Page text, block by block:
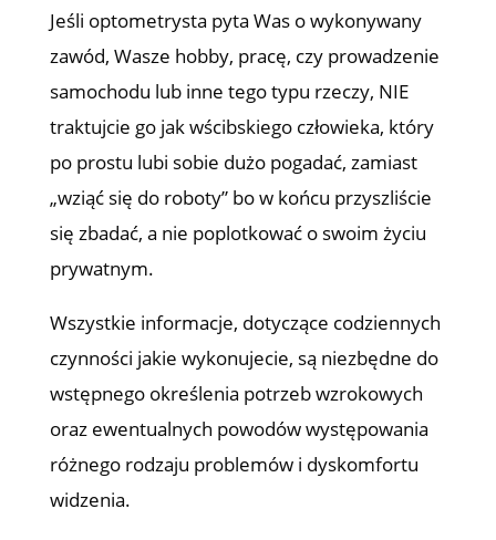
Jeśli optometrysta pyta Was o wykonywany
zawód, Wasze hobby, pracę, czy prowadzenie
samochodu lub inne tego typu rzeczy, NIE
traktujcie go jak wścibskiego człowieka, który
po prostu lubi sobie dużo pogadać, zamiast
„wziąć się do roboty” bo w końcu przyszliście
się zbadać, a nie poplotkować o swoim życiu
prywatnym.
Wszystkie informacje, dotyczące codziennych
czynności jakie wykonujecie, są niezbędne do
wstępnego określenia potrzeb wzrokowych
oraz ewentualnych powodów występowania
różnego rodzaju problemów i dyskomfortu
widzenia.